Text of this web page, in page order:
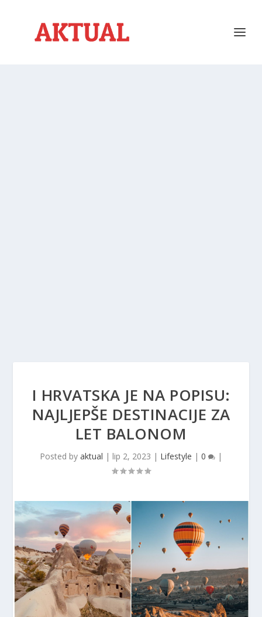
I HRVATSKA JE NA POPISU:
NAJLJEPŠE DESTINACIJE ZA
LET BALONOM
Posted by aktual | lip 2, 2023 | Lifestyle | 0 |